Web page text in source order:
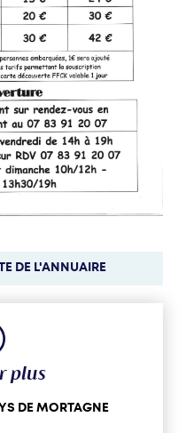
DE L'ANNUAIRE
plus
DE MORTAGNE